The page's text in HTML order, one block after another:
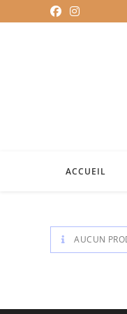
ACCUEIL
AUCUN